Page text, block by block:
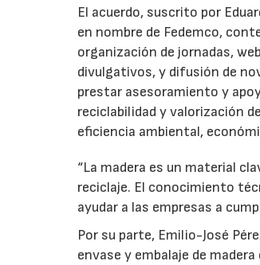
El acuerdo, suscrito por
en nombre de Fedemco,
organización de jornadas,
divulgativos, y difusión de
prestar asesoramiento y
reciclabilidad y valorización
eficiencia ambiental,
“La madera es un material
reciclaje. El conocimiento
ayudar a las empresas a
Por su parte, Emilio-José
envase y embalaje de